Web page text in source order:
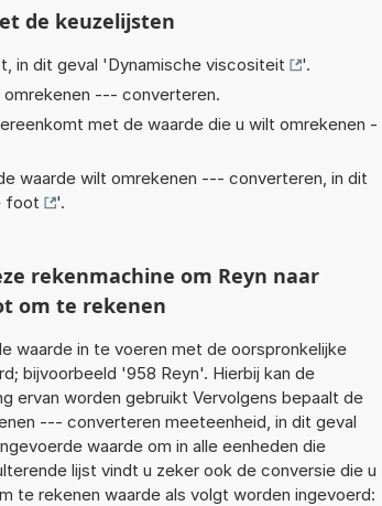
de keuzelijsten
in dit geval 'Dynamische viscositeit
'.
omrekenen --- converteren.
met de waarde die u wilt omrekenen -
waarde wilt omrekenen --- converteren, in dit
foot '.
rekenmachine om Reyn naar
om te rekenen
waarde in te voeren met de oorspronkelijke
bijvoorbeeld '958 Reyn'. Hierbij kan de
ervan worden gebruikt Vervolgens bepaalt de
--- converteren meeteenheid, in dit geval
waarde om in alle eenheden die
lijst vindt u zeker ook de conversie die u
te rekenen waarde als volgt worden ingevoerd: